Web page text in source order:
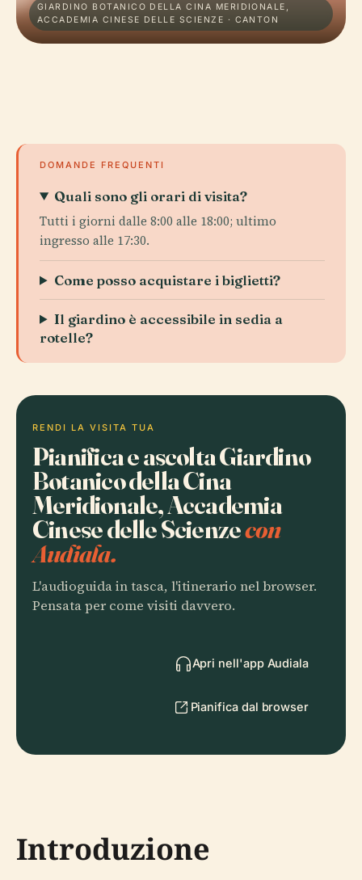
GIARDINO BOTANICO DELLA CINA MERIDIONALE,
ACCADEMIA CINESE DELLE SCIENZE · CANTON
DOMANDE FREQUENTI
Quali sono gli orari di visita?
Tutti i giorni dalle 8:00 alle 18:00; ultimo
ingresso alle 17:30.
Come posso acquistare i biglietti?
Il giardino è accessibile in sedia a
rotelle?
RENDI LA VISITA TUA
Pianifica e ascolta Giardino
Botanico della Cina
Meridionale, Accademia
Cinese delle Scienzecon
Audiala.
L'audioguida in tasca, l'itinerario nel browser.
Pensata per come visiti davvero.
Apri nell'app Audiala
Pianifica dal browser
Introduzione